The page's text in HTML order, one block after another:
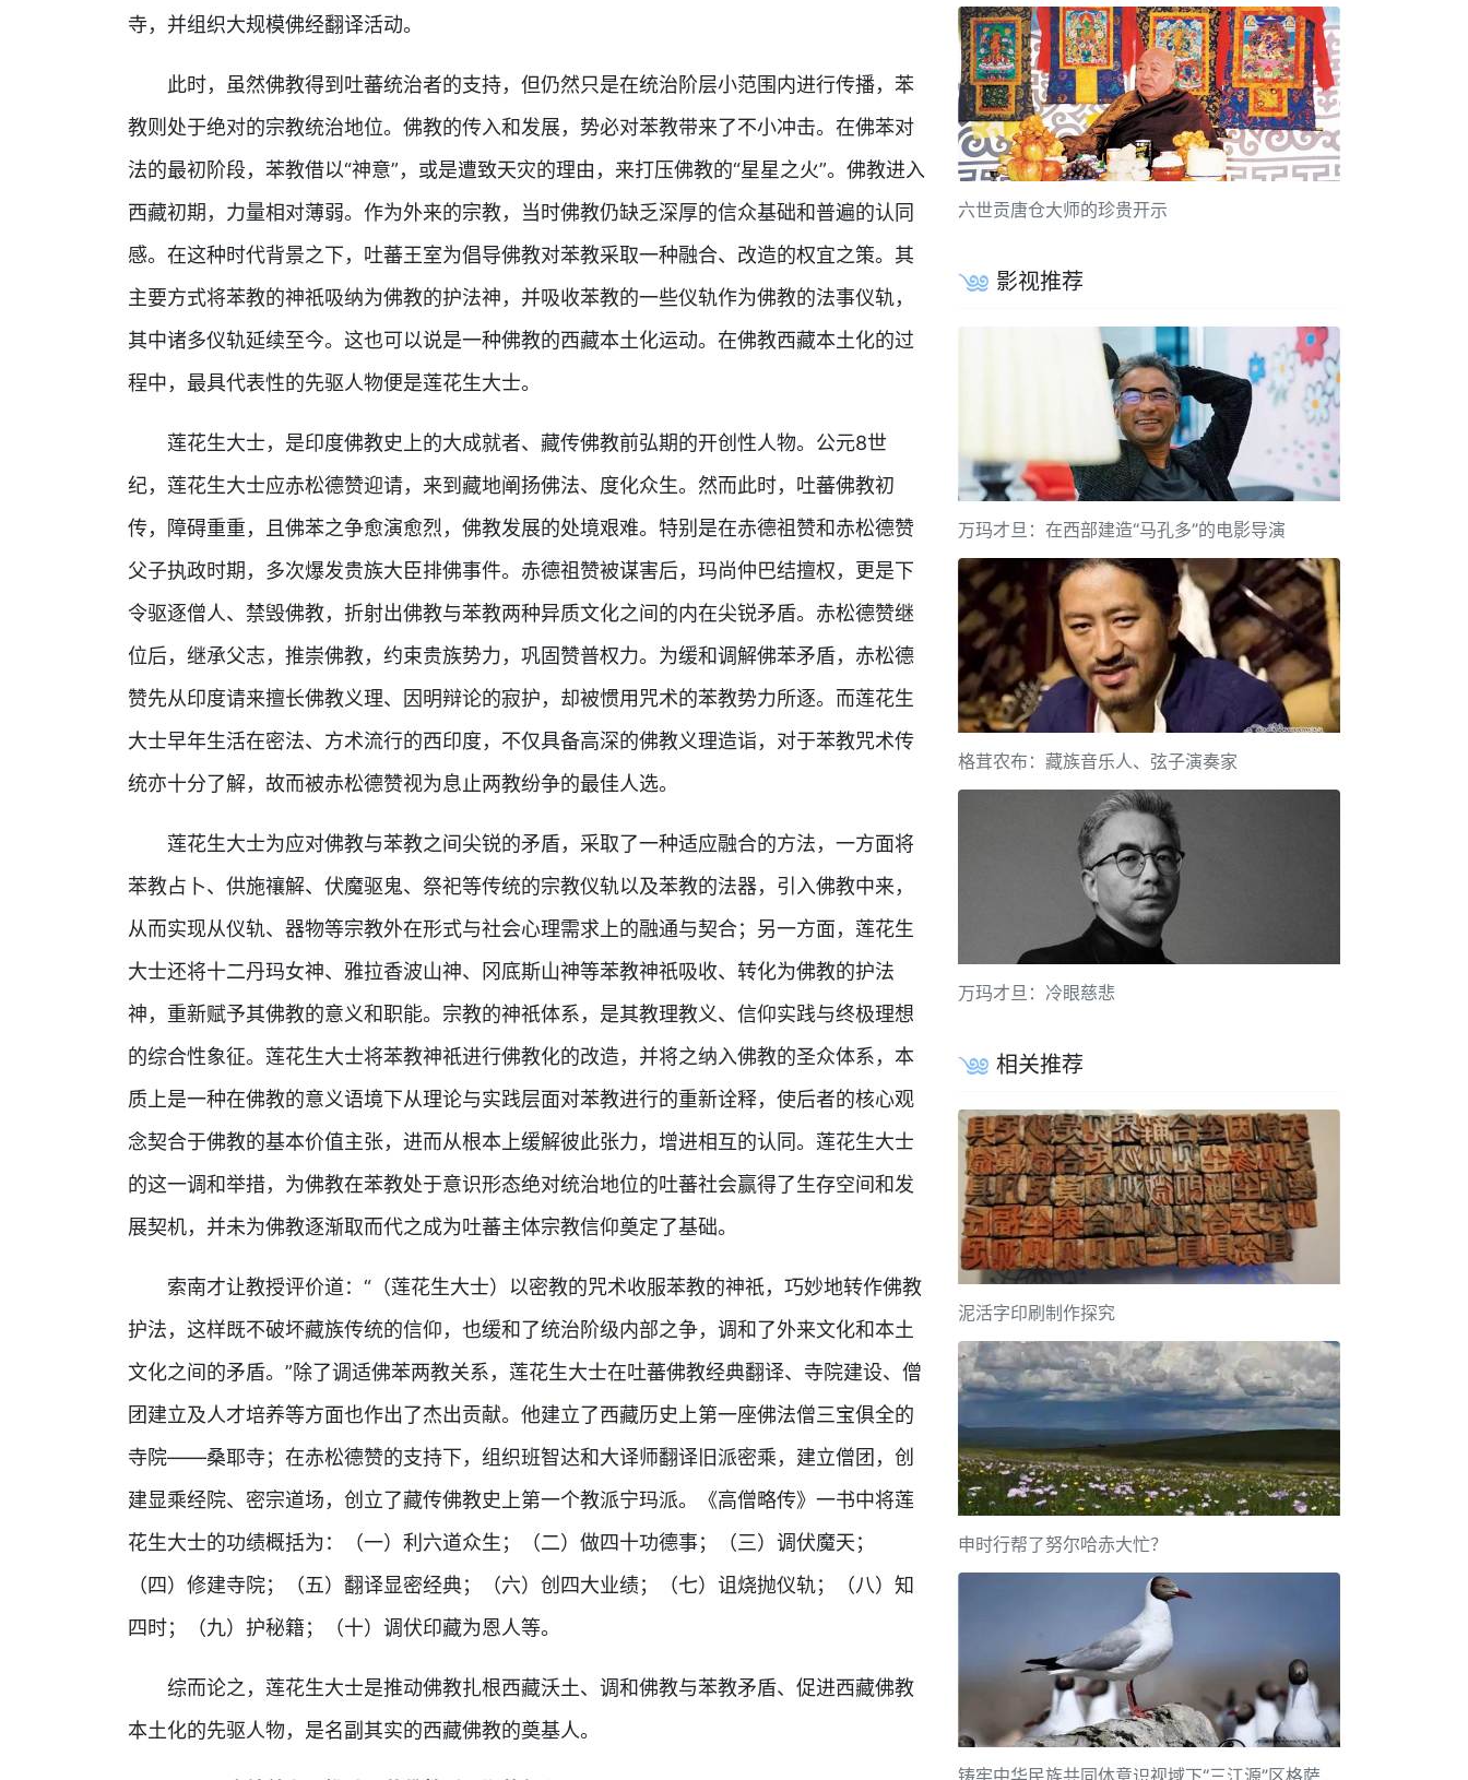
寺，并组织大规模佛经翻译活动。
此时，虽然佛教得到吐蕃统治者的支持，但仍然只是在统治阶层小范围内进行传播，苯
教则处于绝对的宗教统治地位。佛教的传入和发展，势必对苯教带来了不小冲击。在佛苯对
法的最初阶段，苯教借以“神意”，或是遭致天灾的理由，来打压佛教的“星星之火”。佛教进入
西藏初期，力量相对薄弱。作为外来的宗教，当时佛教仍缺乏深厚的信众基础和普遍的认同
感。在这种时代背景之下，吐蕃王室为倡导佛教对苯教采取一种融合、改造的权宜之策。其
主要方式将苯教的神祇吸纳为佛教的护法神，并吸收苯教的一些仪轨作为佛教的法事仪轨，
其中诸多仪轨延续至今。这也可以说是一种佛教的西藏本土化运动。在佛教西藏本土化的过
程中，最具代表性的先驱人物便是莲花生大士。
莲花生大士，是印度佛教史上的大成就者、藏传佛教前弘期的开创性人物。公元8世
纪，莲花生大士应赤松德赞迎请，来到藏地阐扬佛法、度化众生。然而此时，吐蕃佛教初
传，障碍重重，且佛苯之争愈演愈烈，佛教发展的处境艰难。特别是在赤德祖赞和赤松德赞
父子执政时期，多次爆发贵族大臣排佛事件。赤德祖赞被谋害后，玛尚仲巴结擅权，更是下
令驱逐僧人、禁毁佛教，折射出佛教与苯教两种异质文化之间的内在尖锐矛盾。赤松德赞继
位后，继承父志，推崇佛教，约束贵族势力，巩固赞普权力。为缓和调解佛苯矛盾，赤松德
赞先从印度请来擅长佛教义理、因明辩论的寂护，却被惯用咒术的苯教势力所逐。而莲花生
大士早年生活在密法、方术流行的西印度，不仅具备高深的佛教义理造诣，对于苯教咒术传
统亦十分了解，故而被赤松德赞视为息止两教纷争的最佳人选。
莲花生大士为应对佛教与苯教之间尖锐的矛盾，采取了一种适应融合的方法，一方面将
苯教占卜、供施禳解、伏魔驱鬼、祭祀等传统的宗教仪轨以及苯教的法器，引入佛教中来，
从而实现从仪轨、器物等宗教外在形式与社会心理需求上的融通与契合；另一方面，莲花生
大士还将十二丹玛女神、雅拉香波山神、冈底斯山神等苯教神祇吸收、转化为佛教的护法
神，重新赋予其佛教的意义和职能。宗教的神祇体系，是其教理教义、信仰实践与终极理想
的综合性象征。莲花生大士将苯教神祇进行佛教化的改造，并将之纳入佛教的圣众体系，本
质上是一种在佛教的意义语境下从理论与实践层面对苯教进行的重新诠释，使后者的核心观
念契合于佛教的基本价值主张，进而从根本上缓解彼此张力，增进相互的认同。莲花生大士
的这一调和举措，为佛教在苯教处于意识形态绝对统治地位的吐蕃社会赢得了生存空间和发
展契机，并未为佛教逐渐取而代之成为吐蕃主体宗教信仰奠定了基础。
索南才让教授评价道：“（莲花生大士）以密教的咒术收服苯教的神祇，巧妙地转作佛教
护法，这样既不破坏藏族传统的信仰，也缓和了统治阶级内部之争，调和了外来文化和本土
文化之间的矛盾。”除了调适佛苯两教关系，莲花生大士在吐蕃佛教经典翻译、寺院建设、僧
团建立及人才培养等方面也作出了杰出贡献。他建立了西藏历史上第一座佛法僧三宝俱全的
寺院——桑耶寺；在赤松德赞的支持下，组织班智达和大译师翻译旧派密乘，建立僧团，创
建显乘经院、密宗道场，创立了藏传佛教史上第一个教派宁玛派。《高僧略传》一书中将莲
花生大士的功绩概括为：（一）利六道众生；（二）做四十功德事；（三）调伏魔天；
（四）修建寺院；（五）翻译显密经典；（六）创四大业绩；（七）诅烧抛仪轨；（八）知
四时；（九）护秘籍；（十）调伏印藏为恩人等。
综而论之，莲花生大士是推动佛教扎根西藏沃土、调和佛教与苯教矛盾、促进西藏佛教
本土化的先驱人物，是名副其实的西藏佛教的奠基人。
六世贡唐仓大师的珍贵开示
影视推荐
万玛才旦：在西部建造“马孔多”的电影导演
格茸农布：藏族音乐人、弦子演奏家
万玛才旦：冷眼慈悲
相关推荐
泥活字印刷制作探究
申时行帮了努尔哈赤大忙？